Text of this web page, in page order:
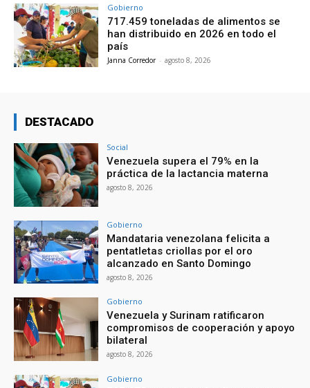
Gobierno
717.459 toneladas de alimentos se
han distribuido en 2026 en todo el
país
Janna Corredor - agosto 8, 2026
DESTACADO
Social
Venezuela supera el 79% en la
práctica de la lactancia materna
agosto 8, 2026
Gobierno
Mandataria venezolana felicita a
pentatletas criollas por el oro
alcanzado en Santo Domingo
agosto 8, 2026
Gobierno
Venezuela y Surinam ratificaron
compromisos de cooperación y apoyo
bilateral
agosto 8, 2026
Gobierno